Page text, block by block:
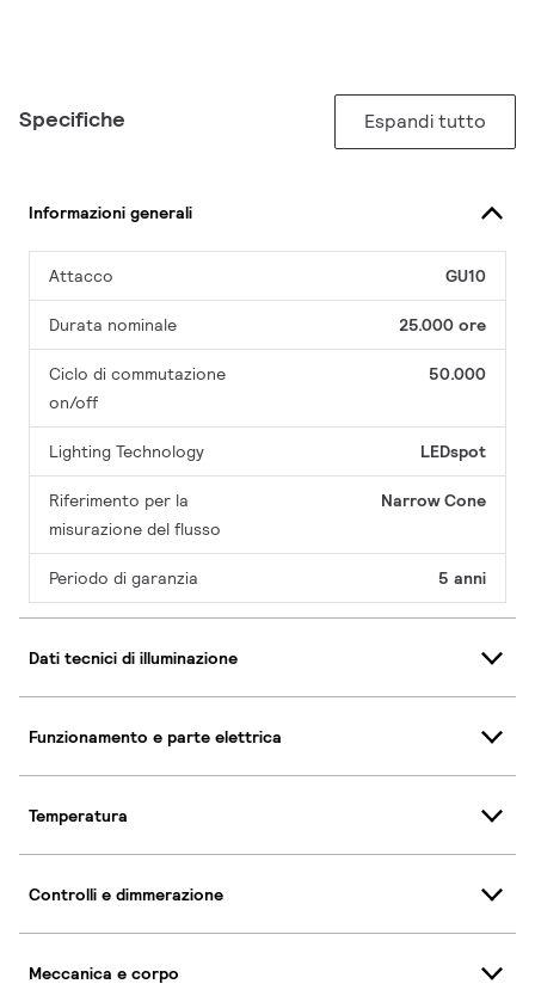
Specifiche Espandi tutto
Informazioni generali
Attacco GU10
Durata nominale 25.000 ore
Ciclo di commutazione
on/off
50.000
Lighting Technology LEDspot
Riferimento per la
misurazione del flusso
Narrow Cone
Periodo di garanzia 5 anni
Dati tecnici di illuminazione
Funzionamento e parte elettrica
Temperatura
Controlli e dimmerazione
Meccanica e corpo